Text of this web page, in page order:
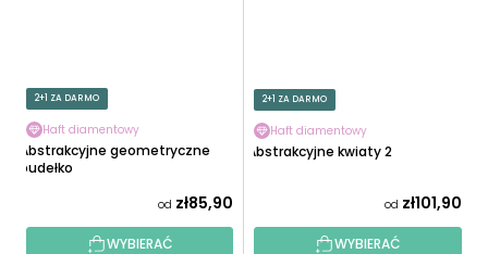
2+1 ZA DARMO
Haft diamentowy
Abstrakcyjne geometryczne
pudełko
od zł85,90
WYBIERAĆ
2+1 ZA DARMO
Haft diamentowy
Abstrakcyjne kwiaty 2
od zł101,90
WYBIERAĆ